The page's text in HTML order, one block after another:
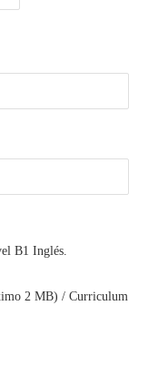
B1 Inglés.
2 MB) / Curriculum